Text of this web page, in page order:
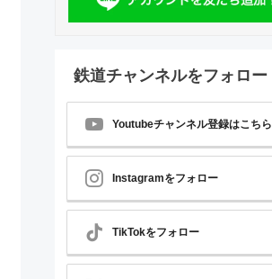
鉄道チャンネルをフォロー
Youtubeチャンネル登録はこちら
Instagramをフォロー
TikTokをフォロー